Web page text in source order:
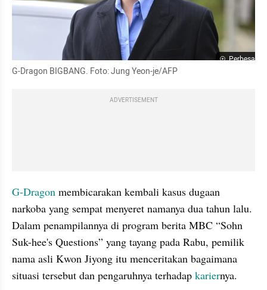
Perbesar
G-Dragon BIGBANG. Foto: Jung Yeon-je/AFP
ADVERTISEMENT
G-Dragon membicarakan kembali kasus dugaan
narkoba yang sempat menyeret namanya dua tahun lalu.
Dalam penampilannya di program berita MBC “Sohn
Suk-hee's Questions” yang tayang pada Rabu, pemilik
nama asli Kwon Jiyong itu menceritakan bagaimana
situasi tersebut dan pengaruhnya terhadap kariernya.